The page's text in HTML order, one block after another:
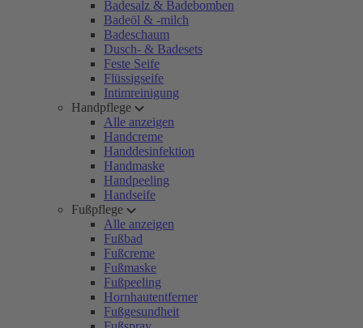
Badesalz & Badebomben
Badeöl & -milch
Badeschaum
Dusch- & Badesets
Feste Seife
Flüssigseife
Intimreinigung
Handpflege
Alle anzeigen
Handcreme
Handdesinfektion
Handmaske
Handpeeling
Handseife
Fußpflege
Alle anzeigen
Fußbad
Fußcreme
Fußmaske
Fußpeeling
Hornhautentferner
Fußgesundheit